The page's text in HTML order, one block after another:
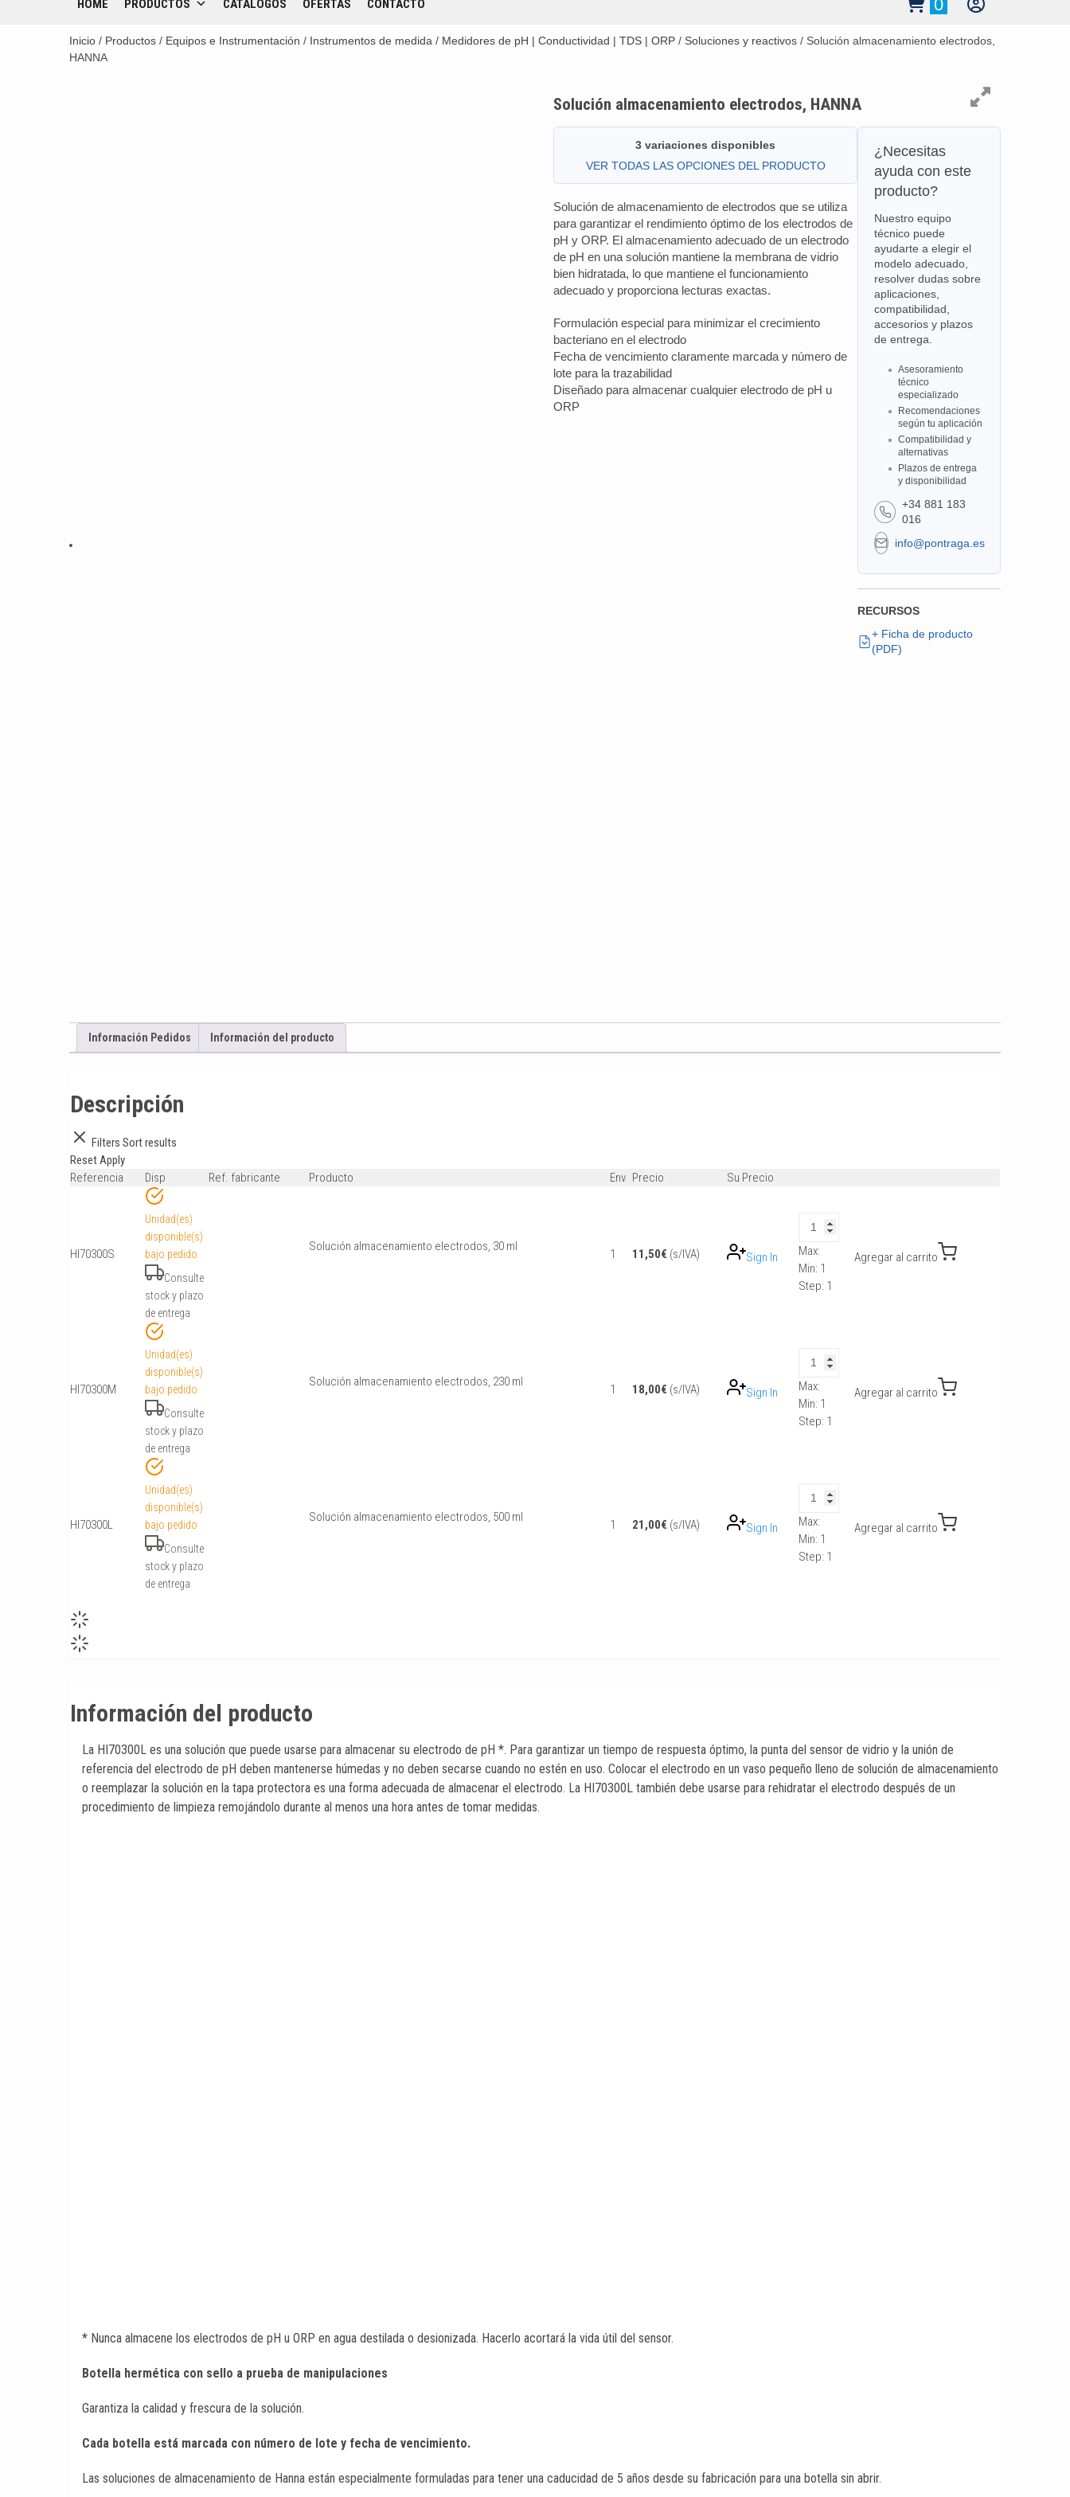
HOME PRODUCTOS CATÁLOGOS OFERTAS CONTACTO 0
Inicio / Productos / Equipos e Instrumentación / Instrumentos de medida / Medidores de pH | Conductividad | TDS | ORP / Soluciones y reactivos / Solución almacenamiento electrodos,
HANNA
Solución almacenamiento electrodos, HANNA
3 variaciones disponibles
VER TODAS LAS OPCIONES DEL PRODUCTO
Solución de almacenamiento de electrodos que se utiliza
para garantizar el rendimiento óptimo de los electrodos de
pH y ORP. El almacenamiento adecuado de un electrodo
de pH en una solución mantiene la membrana de vidrio
bien hidratada, lo que mantiene el funcionamiento
adecuado y proporciona lecturas exactas.
Formulación especial para minimizar el crecimiento
bacteriano en el electrodo
Fecha de vencimiento claramente marcada y número de
lote para la trazabilidad
Diseñado para almacenar cualquier electrodo de pH u
ORP
¿Necesitas
ayuda con este
producto?
Nuestro equipo
técnico puede
ayudarte a elegir el
modelo adecuado,
resolver dudas sobre
aplicaciones,
compatibilidad,
accesorios y plazos
de entrega.
Asesoramiento
técnico
especializado
Recomendaciones
según tu aplicación
Compatibilidad y
alternativas
Plazos de entrega
y disponibilidad
+34 881 183
016
info@pontraga.es
RECURSOS
+ Ficha de producto
(PDF)
Información Pedidos Información del producto
Descripción
Filters Sort results
ResetApply
Referencia
Disp Ref. fabricante Producto Env Precio Su Precio
HI70300S
Unidad(es)
disponible(s)
bajo pedido
Consulte
stock y plazo
de entrega
Solución almacenamiento electrodos, 30 ml
1 11,50€ (s/IVA) Sign In
Max:
Min: 1
Step: 1
Agregar al carrito
HI70300M
Unidad(es)
disponible(s)
bajo pedido
Consulte
stock y plazo
de entrega
Solución almacenamiento electrodos, 230 ml
1 18,00€ (s/IVA) Sign In
Max:
Min: 1
Step: 1
Agregar al carrito
HI70300L
Unidad(es)
disponible(s)
bajo pedido
Consulte
stock y plazo
de entrega
Solución almacenamiento electrodos, 500 ml
1 21,00€ (s/IVA) Sign In
Max:
Min: 1
Step: 1
Agregar al carrito
Información del producto
La HI70300L es una solución que puede usarse para almacenar su electrodo de pH *. Para garantizar un tiempo de respuesta óptimo, la punta del sensor de vidrio y la unión de
referencia del electrodo de pH deben mantenerse húmedas y no deben secarse cuando no estén en uso. Colocar el electrodo en un vaso pequeño lleno de solución de almacenamiento
o reemplazar la solución en la tapa protectora es una forma adecuada de almacenar el electrodo. La HI70300L también debe usarse para rehidratar el electrodo después de un
procedimiento de limpieza remojándolo durante al menos una hora antes de tomar medidas.
* Nunca almacene los electrodos de pH u ORP en agua destilada o desionizada. Hacerlo acortará la vida útil del sensor.
Botella hermética con sello a prueba de manipulaciones
Garantiza la calidad y frescura de la solución.
Cada botella está marcada con número de lote y fecha de vencimiento.
Las soluciones de almacenamiento de Hanna están especialmente formuladas para tener una caducidad de 5 años desde su fabricación para una botella sin abrir.